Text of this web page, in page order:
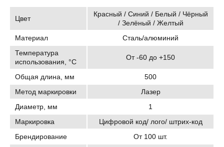
Цвет
Красный / Синий / Белый / Чёрный
/ Зелёный / Желтый
Материал
Сталь/алюминий
Температура
использования, °C
От -60 до +150
Общая длина, мм
500
Метод маркировки
Лазер
Диаметр, мм
1
Маркировка
Цифровой код/ лого/ штрих-код
Брендирование
От 100 шт.